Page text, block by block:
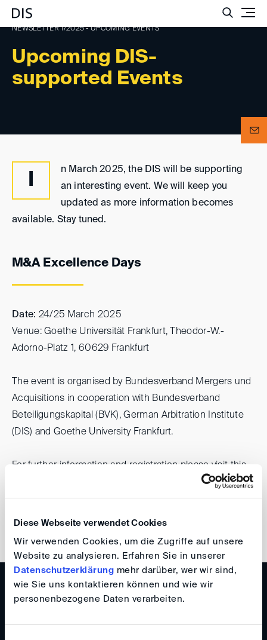
Diese Webseite verwendet Cookies
Wir verwenden Cookies, um die Zugriffe auf unsere
Website zu analysieren. Erfahren Sie in unserer
Datenschutzerklärung mehr darüber, wer wir sind,
wie Sie uns kontaktieren können und wie wir
personenbezogene Daten verarbeiten.
Upcoming DIS-
supported Events
NEWSLETTER 1/2025 - UPCOMING EVENTS
I
n March 2025, the DIS will be supporting
an interesting event. We will keep you
updated as more information becomes
available. Stay tuned.
M&A Excellence Days
Date: 24/25 March 2025
Venue: Goethe Universität Frankfurt, Theodor-W.-
Adorno-Platz 1, 60629 Frankfurt
The event is organised by Bundesverband Mergers und
Acquisitions in cooperation with Bundesverband
Beteiligungskapital (BVK), German Arbitration Institute
(DIS) and Goethe University Frankfurt.
For further information and registration please visit this
back
WISSEN
DIS Newsletter 6/2024